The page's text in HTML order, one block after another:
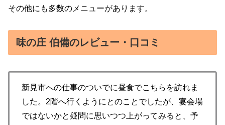
その他にも多数のメニューがあります。
味の庄 伯備のレビュー・口コミ
新見市への仕事のついでに昼食でこちらを訪れま
した。2階へ行くようにとのことでしたが、宴会場
ではないかと疑問に思いつつ上がってみると、予